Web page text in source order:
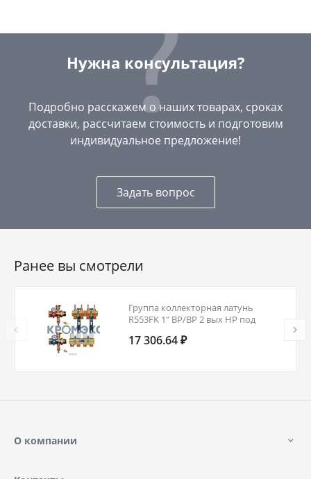
Нужна консультация?
Подробно расскажем о наших товарах, сроках
доставки, рассчитаем стоимость и подготовим
индивидуальное предложение!
Задать вопрос
Ранее вы смотрели
Группа коллекторная латунь
R553FK 1" ВР/ВР 2 вых НР под
расходомерами Giacomini
17 306.64 ₽
О компании